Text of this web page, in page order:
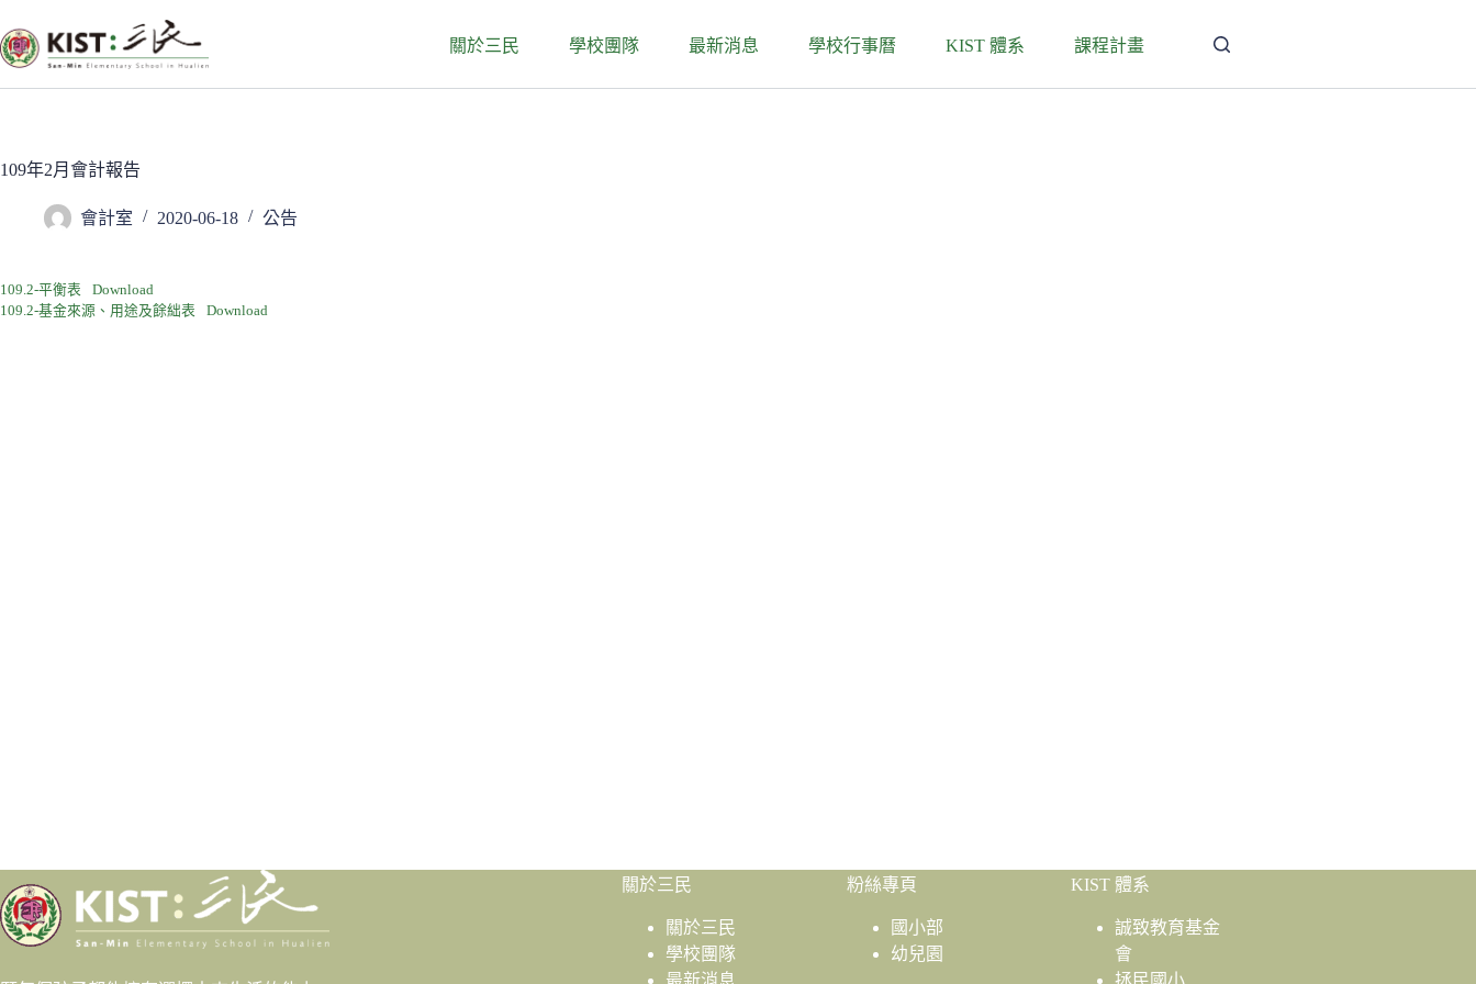
至
主
要
關於三民 學校團隊 最新消息 學校行事曆 KIST 體系 課程計畫
109年2月會計報告
會計室 2020-06-18 公告
109.2-平衡表
Download
109.2-基金來源、用途及餘絀表
Download
關於三民
關於三民
學校團隊
最新消息
粉絲專頁
國小部
幼兒園
KIST 體系
誠致教育基金
會
拯民國小